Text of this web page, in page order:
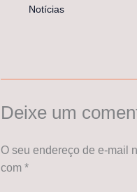
Notícias
Deixe um
O seu endereço de e-mail
com *